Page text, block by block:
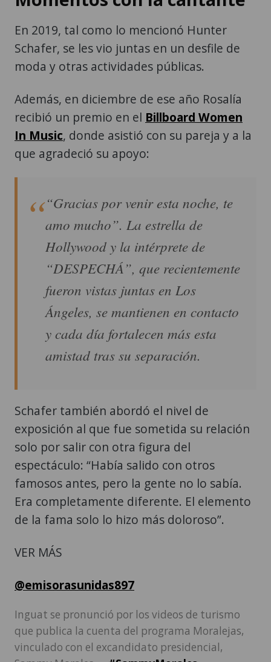
En 2019, tal como lo mencionó Hunter
Schafer, se les vio juntas en un desfile de
moda y otras actividades públicas.
Además, en diciembre de ese año Rosalía
recibió un premio en el Billboard Women
In Music, donde asistió con su pareja y a la
que agradeció su apoyo:
“Gracias por venir esta noche, te
amo mucho”. La estrella de
Hollywood y la intérprete de
“DESPECHÁ”, que recientemente
fueron vistas juntas en Los
Ángeles, se mantienen en contacto
y cada día fortalecen más esta
amistad tras su separación.
Schafer también abordó el nivel de
exposición al que fue sometida su relación
solo por salir con otra figura del
espectáculo: “Había salido con otros
famosos antes, pero la gente no lo sabía.
Era completamente diferente. El elemento
de la fama solo lo hizo más doloroso”.
VER MÁS
@emisorasunidas897
Inguat se pronunció por los videos de turismo
que publica la cuenta del programa Moralejas,
vinculado con el excandidato presidencial,